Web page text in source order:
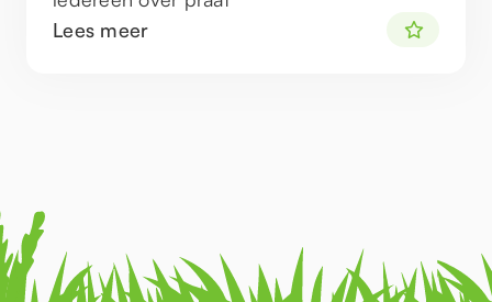
Lees meer